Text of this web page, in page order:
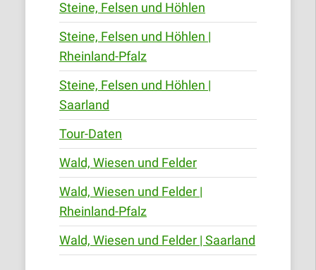
Steine, Felsen und Höhlen
Steine, Felsen und Höhlen |
Rheinland-Pfalz
Steine, Felsen und Höhlen |
Saarland
Tour-Daten
Wald, Wiesen und Felder
Wald, Wiesen und Felder |
Rheinland-Pfalz
Wald, Wiesen und Felder | Saarland